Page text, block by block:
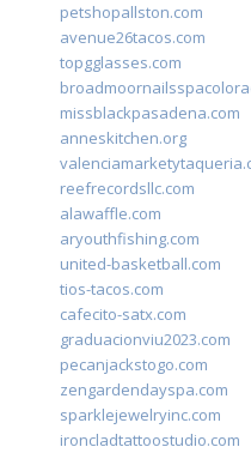
petshopallston.com
avenue26tacos.com
topgglasses.com
missblackpasadena.com
anneskitchen.org
reefrecordsllc.com
alawaffle.com
aryouthfishing.com
united-basketball.com
tios-tacos.com
cafecito-satx.com
graduacionviu2023.com
pecanjackstogo.com
zengardendayspa.com
sparklejewelryinc.com
ironcladtattoostudio.com